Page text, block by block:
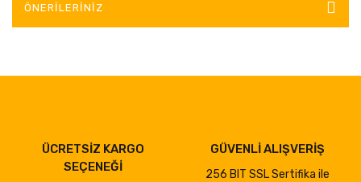
ÖNERILERINIZ
ÜCRETSİZ KARGO
SEÇENEĞİ
GÜVENLİ ALIŞVERİŞ
256 BIT SSL Sertifika ile